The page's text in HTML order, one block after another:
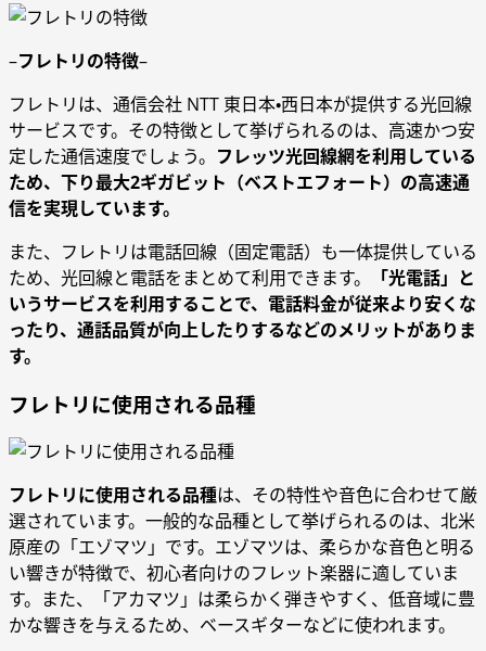
–フレトリの特徴–
フレトリは、通信会社 NTT 東日本・西日本が提供する光回線
サービスです。その特徴として挙げられるのは、高速かつ安
定した通信速度でしょう。 フレッツ光回線網を利用している
ため、下り最大2ギガビット（ベストエフォート）の高速通
信を実現しています。
また、フレトリは電話回線（固定電話）も一体提供している
ため、光回線と電話をまとめて利用できます。
「光電話」と
いうサービスを利用することで、電話料金が従来より安くな
ったり、通話品質が向上したりするなどのメリットがありま
す。
フレトリに使用される品種
フレトリに使用される品種は、その特性や音色に合わせて厳
選されています。一般的な品種として挙げられるのは、北米
原産の「エゾマツ」です。エゾマツは、柔らかな音色と明る
い響きが特徴で、初心者向けのフレット楽器に適していま
す。また、「アカマツ」は柔らかく弾きやすく、低音域に豊
かな響きを与えるため、ベースギターなどに使われます。